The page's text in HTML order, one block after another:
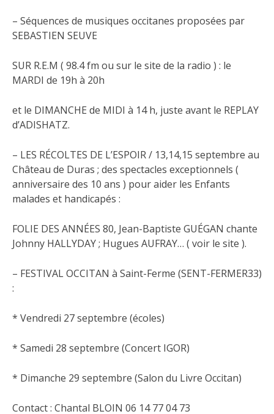
– Séquences de musiques occitanes proposées par
SEBASTIEN SEUVE
SUR R.E.M ( 98.4 fm ou sur le site de la radio ) : le
MARDI de 19h à 20h
et le DIMANCHE de MIDI à 14 h, juste avant le REPLAY
d’ADISHATZ.
– LES RÉCOLTES DE L’ESPOIR / 13,14,15 septembre au
Château de Duras ; des spectacles exceptionnels (
anniversaire des 10 ans ) pour aider les Enfants
malades et handicapés :
FOLIE DES ANNÉES 80, Jean-Baptiste GUÉGAN chante
Johnny HALLYDAY ; Hugues AUFRAY… ( voir le site ).
– FESTIVAL OCCITAN à Saint-Ferme (SENT-FERMER33)
:
* Vendredi 27 septembre (écoles)
* Samedi 28 septembre (Concert IGOR)
* Dimanche 29 septembre (Salon du Livre Occitan)
Contact : Chantal BLOIN 06 14 77 04 73